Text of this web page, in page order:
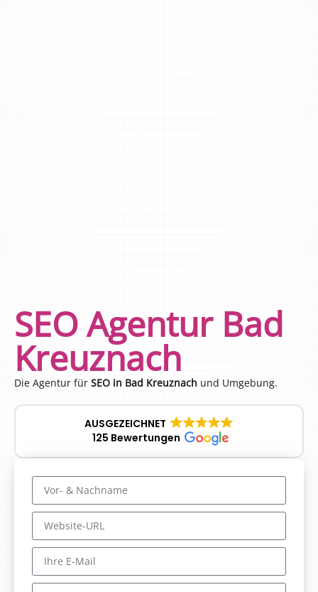
SEO Agentur Bad
Kreuznach
Die Agentur für SEO in Bad Kreuznach und Umgebung.
AUSGEZEICHNET
125 Bewertungen